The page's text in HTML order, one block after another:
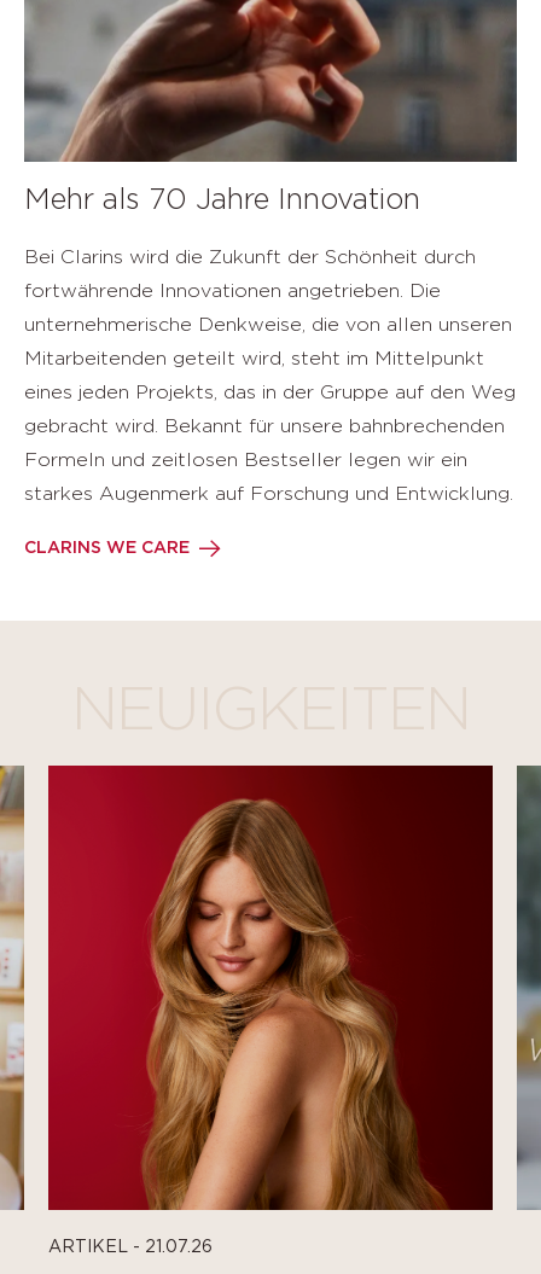
Mehr als 70 Jahre Innovation
Bei Clarins wird die Zukunft der Schönheit durch
fortwährende Innovationen angetrieben. Die
unternehmerische Denkweise, die von allen unseren
Mitarbeitenden geteilt wird, steht im Mittelpunkt
eines jeden Projekts, das in der Gruppe auf den Weg
gebracht wird. Bekannt für unsere bahnbrechenden
Formeln und zeitlosen Bestseller legen wir ein
starkes Augenmerk auf Forschung und Entwicklung.
CLARINS WE CARE
ARTIKEL - 21.07.26